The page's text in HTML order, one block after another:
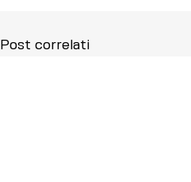
Post correlati